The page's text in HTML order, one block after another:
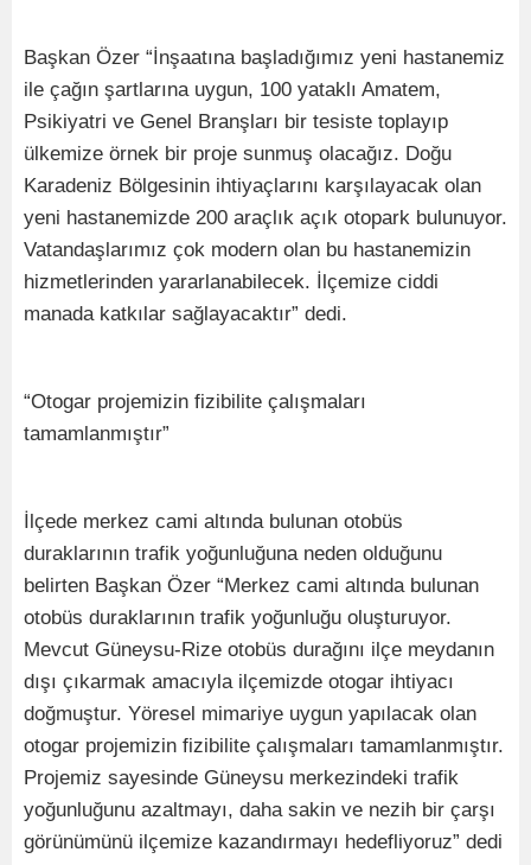
Başkan Özer “İnşaatına başladığımız yeni hastanemiz
ile çağın şartlarına uygun, 100 yataklı Amatem,
Psikiyatri ve Genel Branşları bir tesiste toplayıp
ülkemize örnek bir proje sunmuş olacağız. Doğu
Karadeniz Bölgesinin ihtiyaçlarını karşılayacak olan
yeni hastanemizde 200 araçlık açık otopark bulunuyor.
Vatandaşlarımız çok modern olan bu hastanemizin
hizmetlerinden yararlanabilecek. İlçemize ciddi
manada katkılar sağlayacaktır” dedi.
“Otogar projemizin fizibilite çalışmaları
tamamlanmıştır”
İlçede merkez cami altında bulunan otobüs
duraklarının trafik yoğunluğuna neden olduğunu
belirten Başkan Özer “Merkez cami altında bulunan
otobüs duraklarının trafik yoğunluğu oluşturuyor.
Mevcut Güneysu-Rize otobüs durağını ilçe meydanın
dışı çıkarmak amacıyla ilçemizde otogar ihtiyacı
doğmuştur. Yöresel mimariye uygun yapılacak olan
otogar projemizin fizibilite çalışmaları tamamlanmıştır.
Projemiz sayesinde Güneysu merkezindeki trafik
yoğunluğunu azaltmayı, daha sakin ve nezih bir çarşı
görünümünü ilçemize kazandırmayı hedefliyoruz” dedi